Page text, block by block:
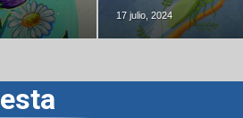
17 julio, 2024